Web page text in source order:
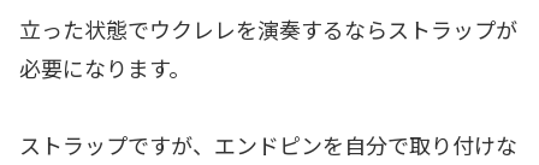
立った状態でウクレレを演奏するならストラップが
必要になります。
ストラップですが、エンドピンを自分で取り付けな